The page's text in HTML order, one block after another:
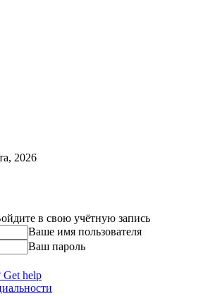
2026
в свою учётную запись
Ваше имя пользователя
Ваш пароль
Get help